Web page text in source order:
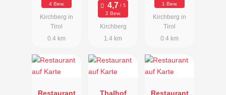
4 Bew.
Kirchberg in
Tirol
0.4 km
2 Bew.
Kirchberg
1.4 km
1 Bew.
Kirchberg in
Tirol
0.4 km
Restaurant Thalhof Restaurant